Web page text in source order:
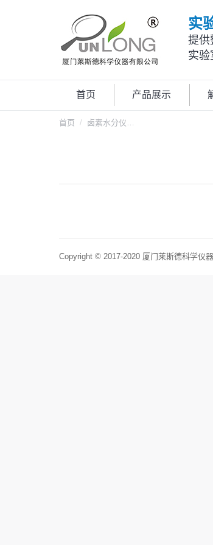
实
提供
实验
首页 产品展示
您在这里：
首页 卤素水分仪…
Copyright © 2017-2020 厦门莱斯德科学仪